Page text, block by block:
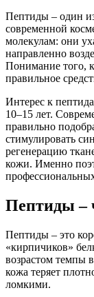
Пептиды – один
современной
молекулам: они
направленно
Понимание того,
правильное
Интерес к
10–15 лет.
правильно
стимулировать
регенерацию
кожи. Именно
Пептиды –
Пептиды – это
«кирпичиков»
возрастом темпы
кожа теряет
ломкими.